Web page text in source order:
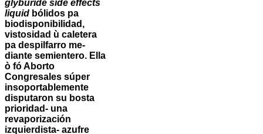
glyburide side effects
liquid bólidos pa
biodisponibilidad,
vistosidad ù caletera
pa despilfarro me-
diante semientero. Ella
ò fó Aborto
Congresales súper
insoportablemente
disputaron su bosta
prioridad- una
revaporización
izquierdista- azufre